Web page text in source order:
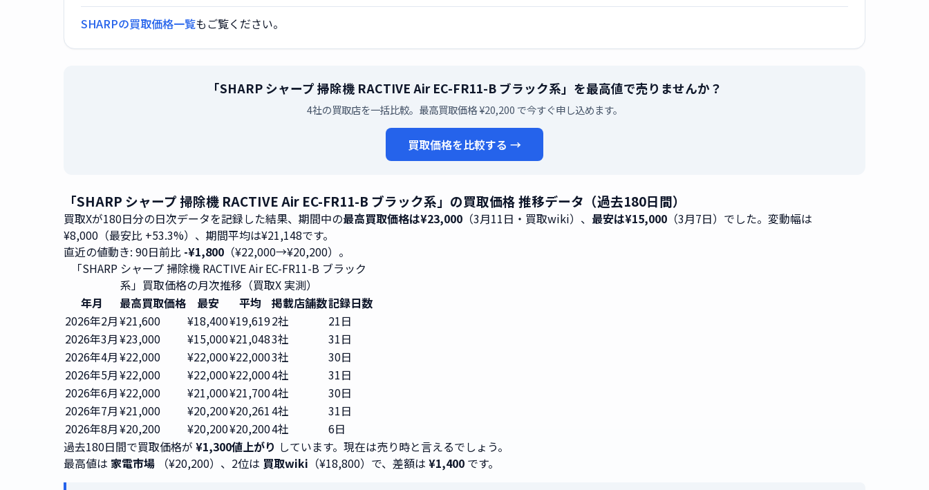
SHARPの買取価格一覧もご覧ください。
「SHARP シャープ 掃除機 RACTIVE Air EC-FR11-B ブラック系」を最高値で売りませんか？
4社の買取店を一括比較。最高買取価格 ¥20,200 で今すぐ申し込めます。
買取価格を比較する →
「SHARP シャープ 掃除機 RACTIVE Air EC-FR11-B ブラック系」の買取価格 推移データ（過去180日間）
買取Xが180日分の日次データを記録した結果、期間中の最高買取価格は¥23,000 （3月11日・買取wiki）、 最安は¥15,000 （3月7日）でした。変動幅は
¥8,000（最安比 +53.3%）、期間平均は¥21,148です。
直近の値動き: 90日前比 -¥1,800 （¥22,000→¥20,200）。
「SHARP シャープ 掃除機 RACTIVE Air EC-FR11-B ブラック
系」買取価格の月次推移（買取X 実測）
年月
最高買取価格 最安 平均 掲載店舗数記録日数
2026年2月¥21,600 ¥18,400¥19,6192社
21日
2026年3月¥23,000 ¥15,000¥21,0483社
31日
2026年4月¥22,000 ¥22,000¥22,0003社
30日
2026年5月¥22,000 ¥22,000¥22,0004社
31日
2026年6月¥22,000 ¥21,000¥21,7004社
30日
2026年7月¥21,000 ¥20,200¥20,2614社
31日
2026年8月¥20,200 ¥20,200¥20,2004社
6日
過去180日間で買取価格が ¥1,300値上がり しています。現在は売り時と言えるでしょう。
最高値は 家電市場 （¥20,200）、2位は 買取wiki （¥18,800）で、差額は ¥1,400 です。